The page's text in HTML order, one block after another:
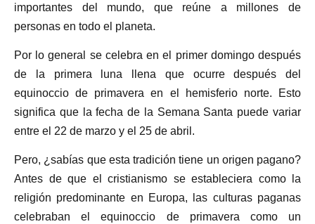
importantes del mundo, que reúne a millones de
personas en todo el planeta.
Por lo general se celebra en el primer domingo después
de la primera luna llena que ocurre después del
equinoccio de primavera en el hemisferio norte. Esto
significa que la fecha de la Semana Santa puede variar
entre el 22 de marzo y el 25 de abril.
Pero, ¿sabías que esta tradición tiene un origen pagano?
Antes de que el cristianismo se estableciera como la
religión predominante en Europa, las culturas paganas
celebraban el equinoccio de primavera como un